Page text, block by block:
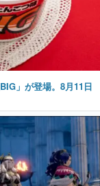
」が登場。8月11日